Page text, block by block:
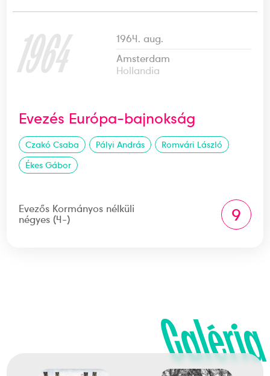
1964
1964. aug.
Amsterdam
Hollandia
Evezés Európa-bajnokság
Czakó Csaba Pályi András
Romvári László
Ékes Gábor
Evezős Kormányos nélküli
négyes (4-)
9
Galéria